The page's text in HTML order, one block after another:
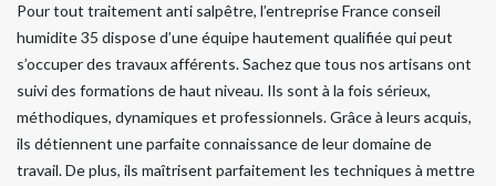
Pour tout traitement anti salpêtre, l’entreprise France conseil
humidite 35 dispose d’une équipe hautement qualifiée qui peut
s’occuper des travaux afférents. Sachez que tous nos artisans ont
suivi des formations de haut niveau. Ils sont à la fois sérieux,
méthodiques, dynamiques et professionnels. Grâce à leurs acquis,
ils détiennent une parfaite connaissance de leur domaine de
travail. De plus, ils maîtrisent parfaitement les techniques à mettre